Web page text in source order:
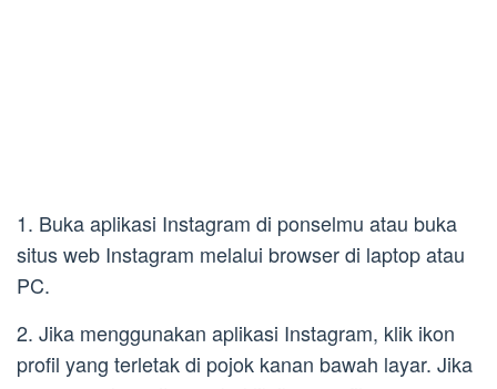
1. Buka aplikasi Instagram di ponselmu atau buka
situs web Instagram melalui browser di laptop atau
PC.
2. Jika menggunakan aplikasi Instagram, klik ikon
profil yang terletak di pojok kanan bawah layar. Jika